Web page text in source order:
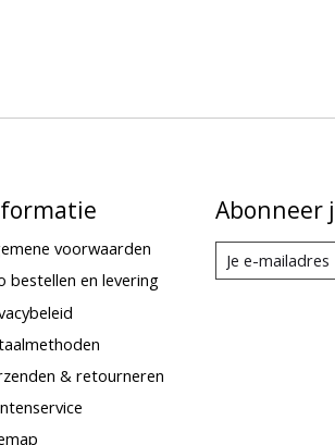
voorwaarden
bestellen en levering
& retourneren
Abonneer